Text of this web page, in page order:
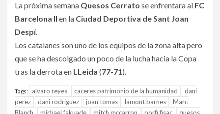
La próxima semana Quesos Cerrato se enfrentara al FC
Barcelona II en la Ciudad Deportiva de Sant Joan
Despí.
Los catalanes son uno de los equipos de la zona alta pero
que se ha descolgado un poco de la lucha hacia la Copa
tras la derrota en LLeida (77-71).
Tags: alvaro reyes caceres patrimonio de la humanidad
dani
perez
dani rodriguez joan tomas lamont barnes
Marc